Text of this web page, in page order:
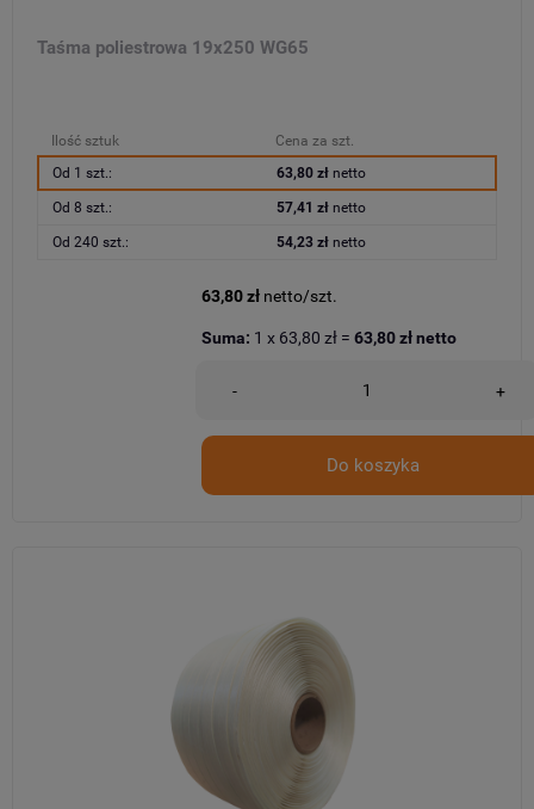
Taśma poliestrowa 19x250 WG65
Ilość sztuk
Cena za szt.
Od 1 szt.:
63,80 złnetto
Od 8 szt.: 57,41 złnetto
Od 240 szt.: 54,23 złnetto
63,80 zł netto/szt.
- +
Do koszyka
Suma: 1 x 63,80 zł = 63,80 złnetto